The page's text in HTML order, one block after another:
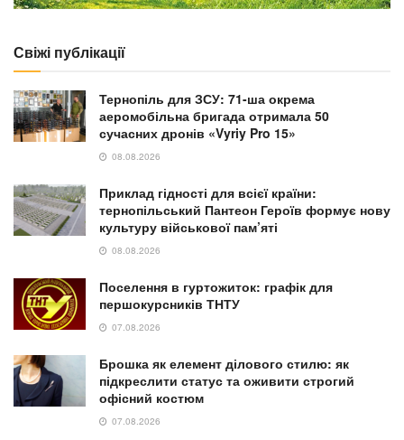
Свіжі публікації
Тернопіль для ЗСУ: 71-ша окрема
аеромобільна бригада отримала 50
сучасних дронів «Vyriy Pro 15»
08.08.2026
Приклад гідності для всієї країни:
тернопільський Пантеон Героїв формує нову
культуру військової пам’яті
08.08.2026
Поселення в гуртожиток: графік для
першокурсників ТНТУ
07.08.2026
Брошка як елемент ділового стилю: як
підкреслити статус та оживити строгий
офісний костюм
07.08.2026